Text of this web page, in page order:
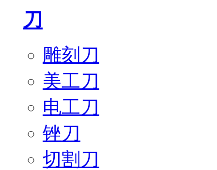
刀
雕刻刀
美工刀
电工刀
锉刀
切割刀